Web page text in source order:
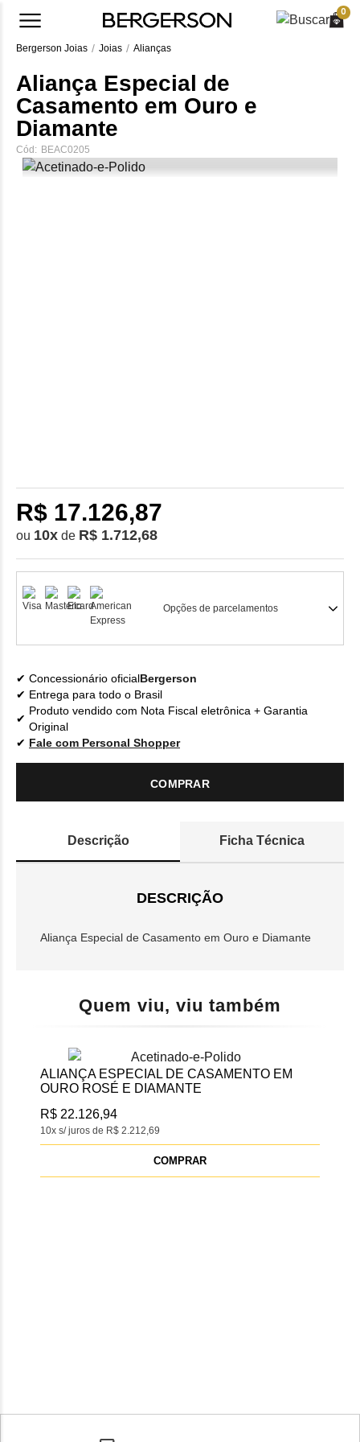
0
Bergerson Joias Joias Alianças
Aliança Especial de
Casamento em Ouro e
Diamante
Cód: BEAC0205
R$ 17.126,87
ou 10x de R$ 1.712,68
Opções de parcelamentos
Concessionário oficialBergerson
Entrega para todo o Brasil
Produto vendido com Nota Fiscal eletrônica + Garantia
Original
Fale com Personal Shopper
COMPRAR
Descrição Ficha Técnica
DESCRIÇÃO
Aliança Especial de Casamento em Ouro e Diamante
Quem viu, viu também
ALIANÇA ESPECIAL DE CASAMENTO EM
OURO ROSÉ E DIAMANTE
10x s/ juros de R$ 2.212,69
R$ 22.126,94
COMPRAR